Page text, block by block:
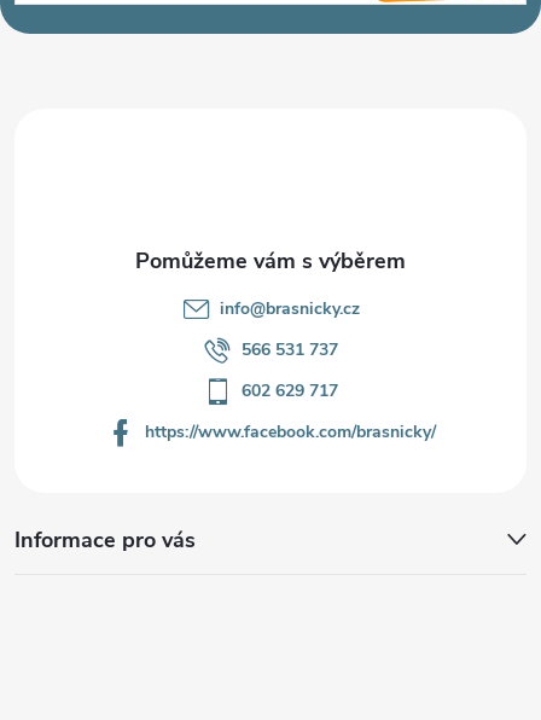
p
info@brasnicky.cz
566 531 737
602 629 717
https://www.facebook.com/brasnicky/
Informace pro vás